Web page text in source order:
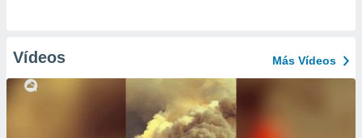
Vídeos Más Vídeos